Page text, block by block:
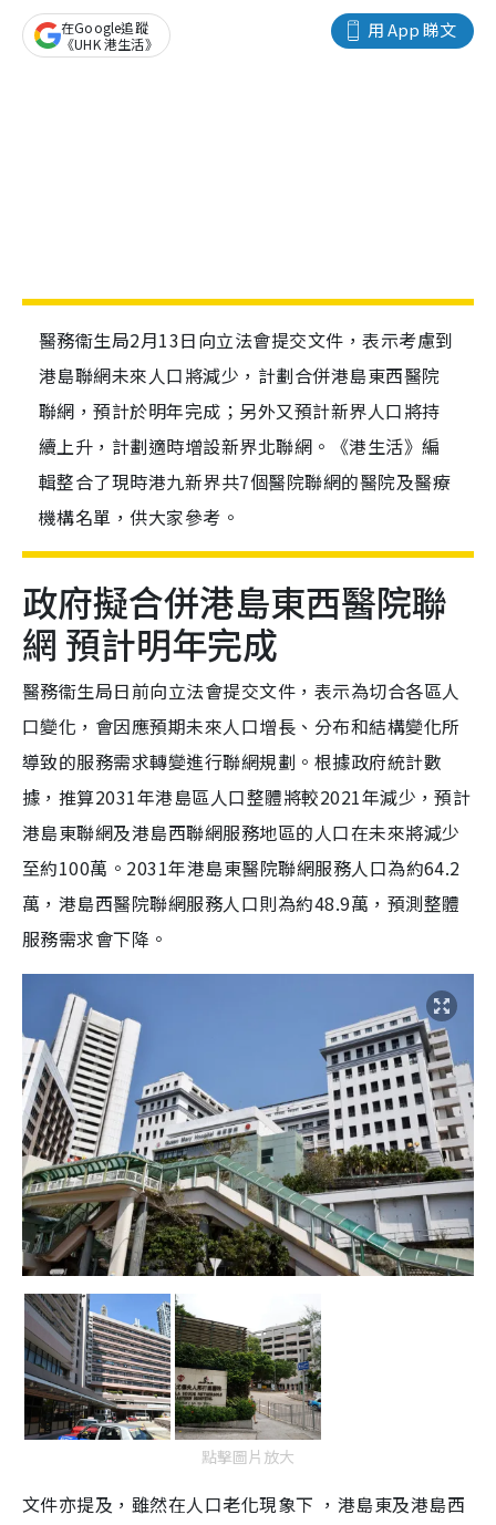
用 App 睇文
在Google追蹤
《UHK 港生活》
醫務衞生局2月13日向立法會提交文件，表示考慮到
港島聯網未來人口將減少，計劃合併港島東西醫院
聯網，預計於明年完成；另外又預計新界人口將持
續上升，計劃適時增設新界北聯網。《港生活》編
輯整合了現時港九新界共7個醫院聯網的醫院及醫療
機構名單，供大家參考。
政府擬合併港島東西醫院聯
網 預計明年完成
醫務衞生局日前向立法會提交文件，表示為切合各區人
口變化，會因應預期未來人口增長、分布和結構變化所
導致的服務需求轉變進行聯網規劃。根據政府統計數
據，推算2031年港島區人口整體將較2021年減少，預計
港島東聯網及港島西聯網服務地區的人口在未來將減少
至約100萬。2031年港島東醫院聯網服務人口為約64.2
萬，港島西醫院聯網服務人口則為約48.9萬，預測整體
服務需求會下降。
點擊圖片放大
文件亦提及，雖然在人口老化現象下 ，港島東及港島西